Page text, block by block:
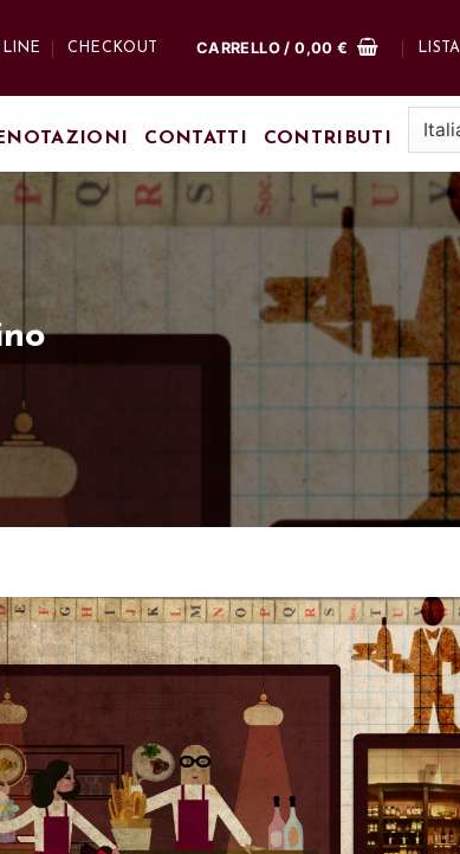
CHECKOUT CARRELLO /0,00€
CONTATTI CONTRIBUTI